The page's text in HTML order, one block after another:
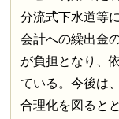
分流式下水道等
会計への繰出金
が負担となり、
ている。今後は
合理化を図ると